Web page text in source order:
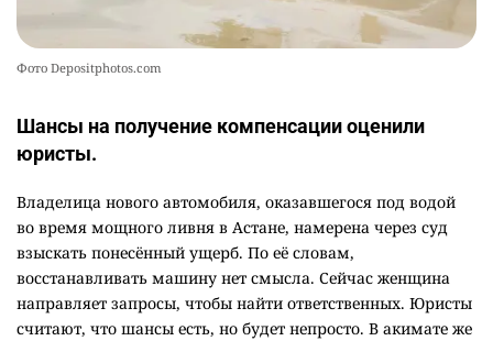
Фото Depositphotos.com
Шансы на получение компенсации оценили
юристы.
Владелица нового автомобиля, оказавшегося под водой
во время мощного ливня в Астане, намерена через суд
взыскать понесённый ущерб. По её словам,
восстанавливать машину нет смысла. Сейчас женщина
направляет запросы, чтобы найти ответственных. Юристы
считают, что шансы есть, но будет непросто. В акимате же